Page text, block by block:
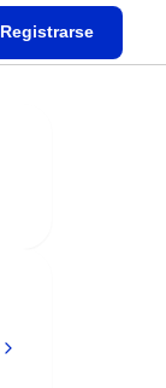
Registrarse